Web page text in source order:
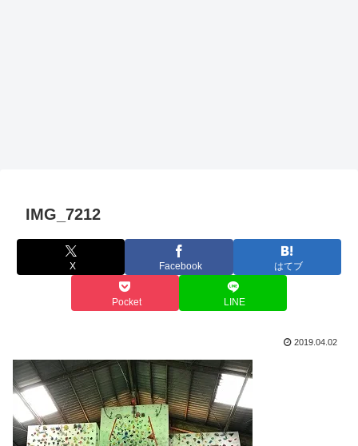
IMG_7212
X Facebook はてブ
Pocket LINE
2019.04.02